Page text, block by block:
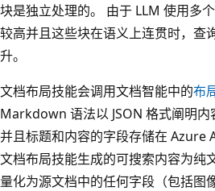
块是独立处理的。 由于 LLM 使用多
较高并且这些块在语义上连贯时，查
升。
文档布局技能会调用文档智能中的布
Markdown 语法以 JSON 格式阐明内
并且标题和内容的字段存储在 Azure
文档布局技能生成的可搜索内容为纯
量化为源文档中的任何字段（包括图